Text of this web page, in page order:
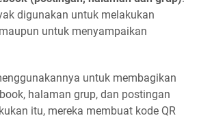
digunakan untuk melakukan
untuk menyampaikan
untuk membagikan
halaman grup, dan postingan
itu, mereka membuat kode QR